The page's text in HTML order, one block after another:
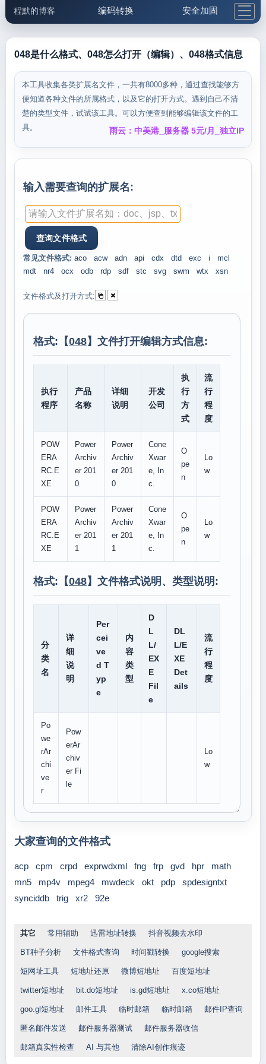
程默的博客 编码转换 安全加固
邮件工具 生活便民 更多工具
5.1支付宝大红包
048是什么格式、048怎么打开（编辑）、048格式信息
本工具收集各类扩展名文件，一共有8000多种，通过查找能够方
便知道各种文件的所属格式，以及它的打开方式。遇到自己不清
楚的类型文件，试试该工具。可以方便查到能够编辑该文件的工
具。
雨云：中美港_服务器 5元/月_独立IP
输入需要查询的扩展名:
常见文件格式: aco acw adn api cdx dtd exc i
mcl
mdt
nr4 ocx odb rdp sdf stc svg swm wtx xsn
文件格式及打开方式:
格式:【048】文件打开编辑方式信息:
执行
程序
产品
名称
详细
说明
开发
公司
执
行
方
式
流
行
程
度
POW
ERA
RC.E
XE
Power
Archiv
er 201
0
Power
Archiv
er 201
0
Cone
Xwar
e, In
c.
O
pe
n
Lo
w
POW
ERA
RC.E
XE
Power
Archiv
er 201
1
Power
Archiv
er 201
1
Cone
Xwar
e, In
c.
O
pe
n
Lo
w
格式:【048】文件格式说明、类型说明:
分
类
名
详
细
说
明
Per
cei
ve
d T
yp
e
内
容
类
型
D
L
L/
EX
E
Fil
e
DL
L/E
XE
Det
ails
流
行
程
度
Po
we
rAr
chi
ve
r
Pow
erAr
chiv
er Fi
le
Lo
w
大家查询的文件格式
acp cpm crpd exprwdxml fng frp gvd hpr
math
mn5
mp4v mpeg4 mwdeck okt pdp
spdesigntxt
synciddb
trig xr2 92e
其它 常用辅助 迅雷地址转换 抖音视频去水印
BT种子分析 文件格式查询 时间戳转换 google搜索
短网址工具 短地址还原 微博短地址 百度短地址
twitter短地址 bit.do短地址 is.gd短地址 x.co短地址
goo.gl短地址 邮件工具 临时邮箱 临时邮箱 邮件IP查询
匿名邮件发送 邮件服务器测试 邮件服务器收信
邮箱真实性检查 AI 与其他 清除AI创作痕迹